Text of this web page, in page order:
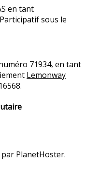
en tant
sous le
71934, en tant
Lemonway
PlanetHoster.